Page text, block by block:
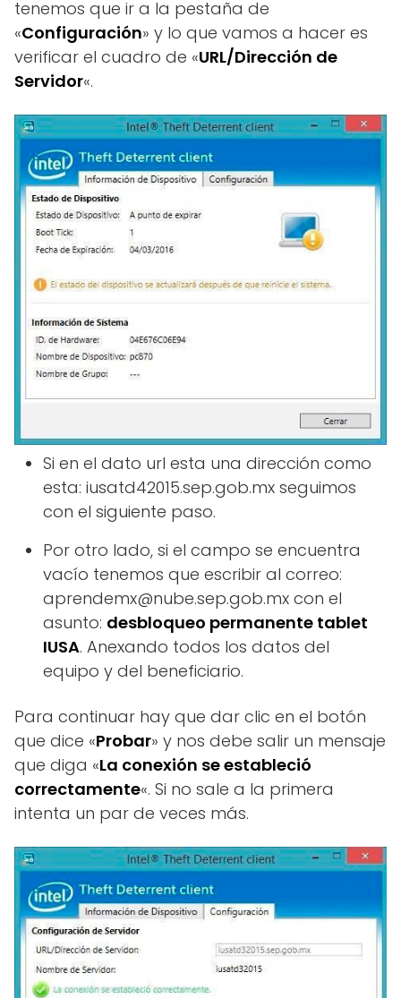
tenemos que ir a la pestaña de
«Configuración» y lo que vamos a hacer es
verificar el cuadro de «URL/Dirección de
Servidor«.
Si en el dato url esta una dirección como
esta: iusatd42015.sep.gob.mx seguimos
con el siguiente paso.
Por otro lado, si el campo se encuentra
vacío tenemos que escribir al correo:
aprendemx@nube.sep.gob.mx con el
asunto: desbloqueo permanente tablet
IUSA. Anexando todos los datos del
equipo y del beneficiario.
Para continuar hay que dar clic en el botón
que dice «Probar» y nos debe salir un mensaje
que diga «La conexión se estableció
correctamente«. Si no sale a la primera
intenta un par de veces más.